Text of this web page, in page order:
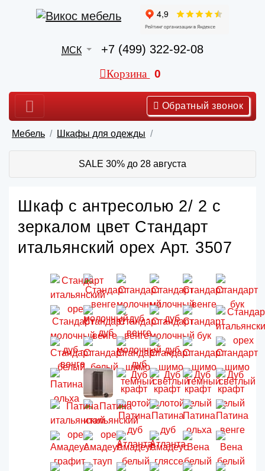
МСК +7 (499) 322-92-08
Корзина 0
Обратный звонок
Мебель Шкафы для одежды
SALE 30% до 28 августа
Шкаф с антресолью 2/ 2 с
зеркалом цвет Стандарт
итальянский орех Арт. 3507